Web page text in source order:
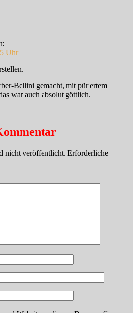
Uhr
Bellini gemacht, mit püriertem
war auch absolut göttlich.
nicht veröffentlicht. Erforderliche